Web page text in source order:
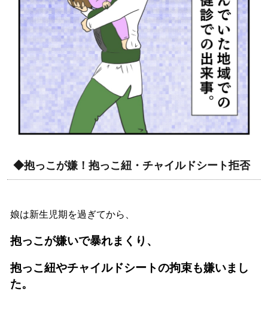
◆抱っこが嫌！抱っこ紐・チャイルドシート拒否
娘は新生児期を過ぎてから、
抱っこが嫌いで暴れまくり、
抱っこ紐やチャイルドシートの拘束も嫌いまし
た。